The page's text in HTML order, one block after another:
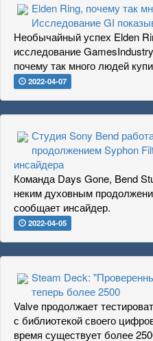
Elden Ring, почему так
Исследование GI
Необычайный успех Elden
исследование
почему так много людей
2022-04-07
Студия Sony Bend
продолжением Syphon
инсайдера
Команда Days Gone, Bend
неким духовным
сообщает инсайдер.
2022-04-05
Steam Deck:
теперь более 2500
Valve продолжает
с библиотекой своего
время существует более